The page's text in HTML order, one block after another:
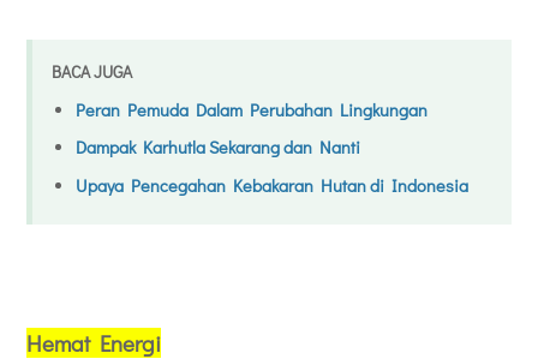
BACA JUGA
Peran Pemuda Dalam Perubahan Lingkungan
Dampak Karhutla Sekarang dan Nanti
Upaya Pencegahan Kebakaran Hutan di Indonesia
Hemat Energi